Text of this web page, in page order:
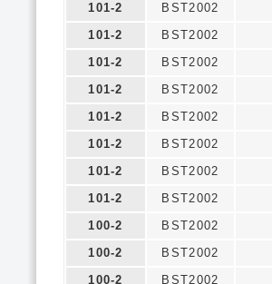
101-2
BST2002
101-2
BST2002
101-2
BST2002
101-2
BST2002
101-2
BST2002
101-2
BST2002
101-2
BST2002
101-2
BST2002
100-2
BST2002
100-2
BST2002
100-2
BST2002